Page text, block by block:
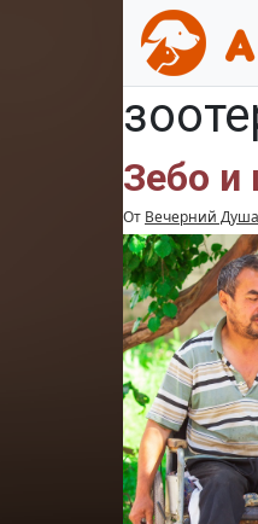
Зебо и
От Вечерний